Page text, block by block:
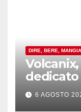
DIRE, BERE,
dedicato
è nato a
6 AGOSTO